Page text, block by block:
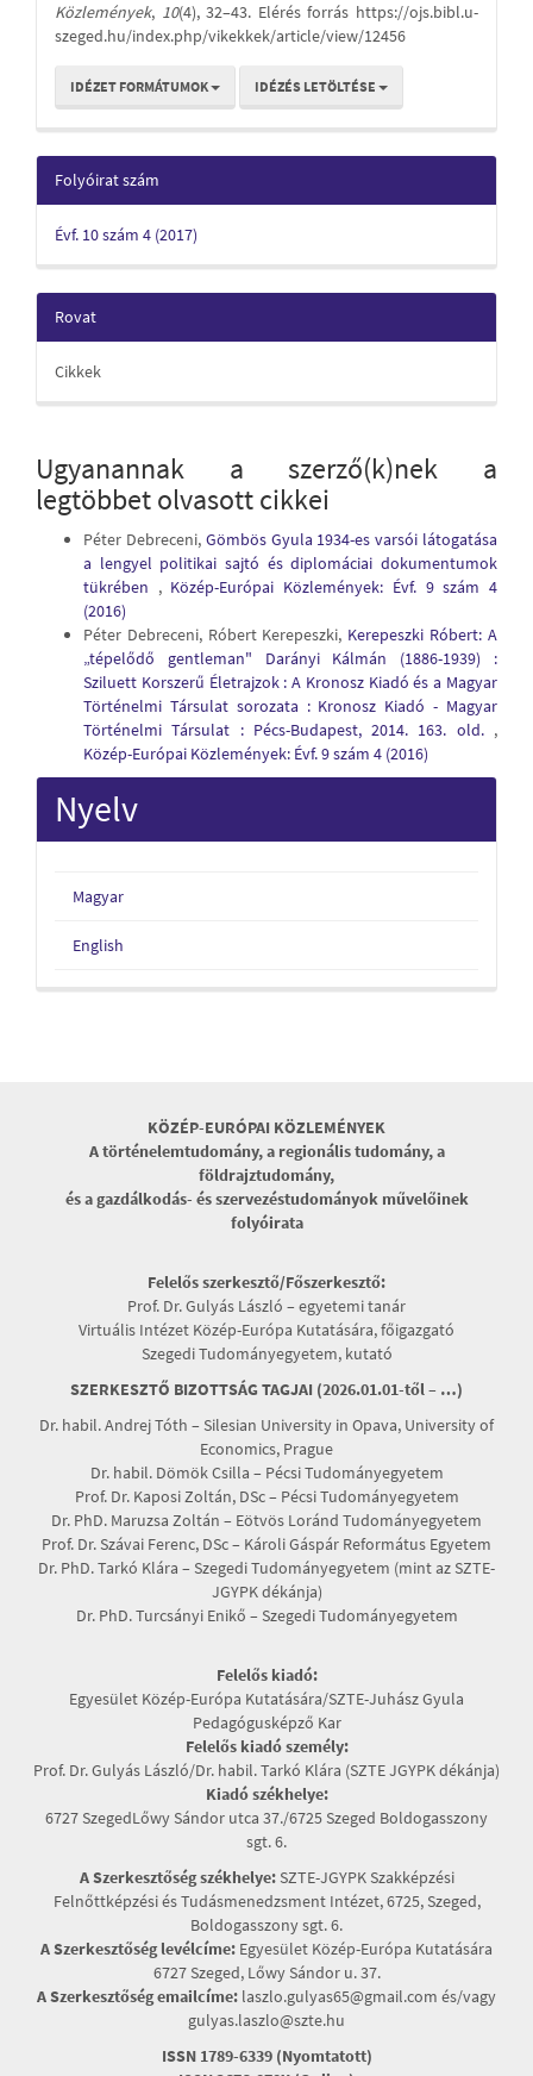
Közlemények, 10(4), 32–43. Elérés forrás https://ojs.bibl.u-
szeged.hu/index.php/vikekkek/article/view/12456
IDÉZET FORMÁTUMOK IDÉZÉS LETÖLTÉSE
Folyóirat szám
Évf. 10 szám 4 (2017)
Rovat
Cikkek
Ugyanannak a szerző(k)nek a
legtöbbet olvasott cikkei
Péter Debreceni, Gömbös Gyula 1934-es varsói látogatása
a lengyel politikai sajtó és diplomáciai dokumentumok
tükrében , Közép-Európai Közlemények: Évf. 9 szám 4
(2016)
Péter Debreceni, Róbert Kerepeszki, Kerepeszki Róbert: A
„tépelődő gentleman" Darányi Kálmán (1886-1939) :
Sziluett Korszerű Életrajzok : A Kronosz Kiadó és a Magyar
Történelmi Társulat sorozata : Kronosz Kiadó - Magyar
Történelmi Társulat : Pécs-Budapest, 2014. 163. old. ,
Közép-Európai Közlemények: Évf. 9 szám 4 (2016)
Nyelv
Magyar
English
KÖZÉP-EURÓPAI KÖZLEMÉNYEK
A történelemtudomány, a regionális tudomány, a
földrajztudomány,
és a gazdálkodás- és szervezéstudományok művelőinek
folyóirata
Felelős szerkesztő/Főszerkesztő:
Prof. Dr. Gulyás László – egyetemi tanár
Virtuális Intézet Közép-Európa Kutatására, főigazgató
Szegedi Tudományegyetem, kutató
SZERKESZTŐ BIZOTTSÁG TAGJAI (2026.01.01-től – …)
Dr. habil. Andrej Tóth – Silesian University in Opava, University of
Economics, Prague
Dr. habil. Dömök Csilla – Pécsi Tudományegyetem
Prof. Dr. Kaposi Zoltán, DSc – Pécsi Tudományegyetem
Dr. PhD. Maruzsa Zoltán – Eötvös Loránd Tudományegyetem
Prof. Dr. Szávai Ferenc, DSc – Károli Gáspár Református Egyetem
Dr. PhD. Tarkó Klára – Szegedi Tudományegyetem (mint az SZTE-
JGYPK dékánja)
Dr. PhD. Turcsányi Enikő – Szegedi Tudományegyetem
Felelős kiadó:
Egyesület Közép-Európa Kutatására/SZTE-Juhász Gyula
Pedagógusképző Kar
Felelős kiadó személy:
Prof. Dr. Gulyás László/Dr. habil. Tarkó Klára (SZTE JGYPK dékánja)
Kiadó székhelye:
6727 SzegedLőwy Sándor utca 37./6725 Szeged Boldogasszony
sgt. 6.
A Szerkesztőség székhelye:SZTE-JGYPK Szakképzési
Felnőttképzési és Tudásmenedzsment Intézet, 6725, Szeged,
Boldogasszony sgt. 6.
A Szerkesztőség levélcíme: Egyesület Közép-Európa Kutatására
6727 Szeged, Lőwy Sándor u. 37.
A Szerkesztőség emailcíme: laszlo.gulyas65@gmail.com és/vagy
gulyas.laszlo@szte.hu
ISSN 1789-6339 (Nyomtatott)